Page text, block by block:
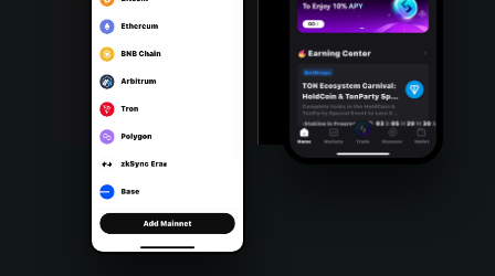
Português (Portugal)
Bahasa Indonesia
Português (Brasil)
Español (Argentina)